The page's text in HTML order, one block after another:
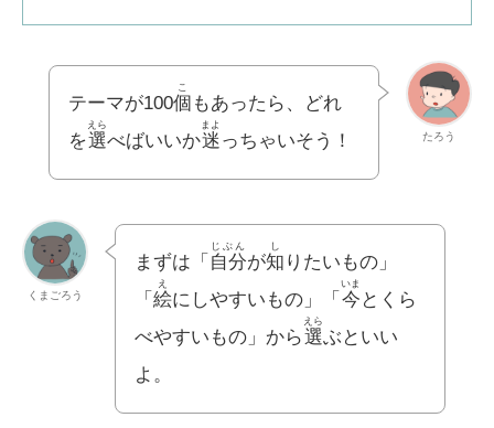
たろう
テーマが100個
こ
もあったら、どれ
を選
えら
べばいいか迷
まよ
っちゃいそう！
くまごろう
まずは「 自分
じぶん
が知
し
りたいもの」
「絵
え
にしやすいもの」「 今
いま
とくら
べやすいもの」から選
えら
ぶといい
よ。